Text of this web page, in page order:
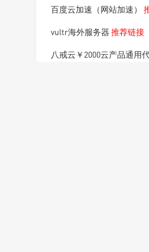
百度云加速（网站加速）
vultr海外服务器推荐链接
八戒云￥2000云产品通用